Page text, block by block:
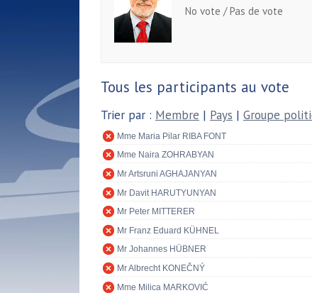
No vote / Pas de vote
Tous les participants au vote
Trier par : Membre | Pays | Groupe
Mme Maria Pilar RIBA FONT
Mme Naira ZOHRABYAN
Mr Artsruni AGHAJANYAN
Mr Davit HARUTYUNYAN
Mr Peter MITTERER
Mr Franz Eduard KÜHNEL
Mr Johannes HÜBNER
Mr Albrecht KONEČNÝ
Mme Milica MARKOVIĆ